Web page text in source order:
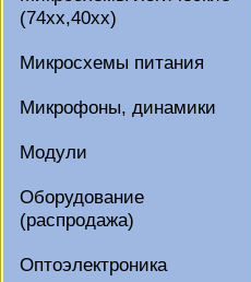
(74xx,40xx)
Микросхемы питания
Микрофоны, динамики
Модули
Оборудование
(распродажа)
Оптоэлектроника